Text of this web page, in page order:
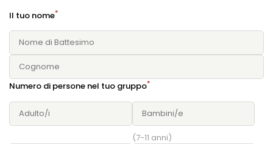
Il tuo nome*
Numero di persone nel tuo gruppo*
(7-11 anni)